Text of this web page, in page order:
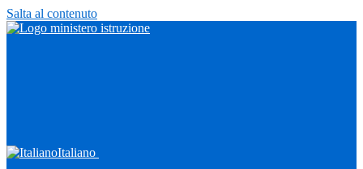
Salta al contenuto
Italiano